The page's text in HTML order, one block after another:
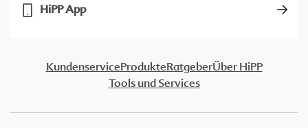
HiPP App
KundenserviceProdukteRatgeberÜber HiPP
Tools und Services